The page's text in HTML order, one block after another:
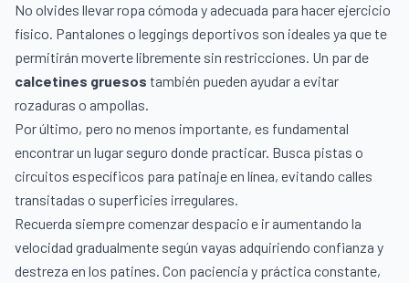
No olvides llevar ropa cómoda y adecuada para hacer ejercicio
físico. Pantalones o leggings deportivos son ideales ya que te
permitirán moverte libremente sin restricciones. Un par de
calcetines gruesos también pueden ayudar a evitar
rozaduras o ampollas.
Por último, pero no menos importante, es fundamental
encontrar un lugar seguro donde practicar. Busca pistas o
circuitos específicos para patinaje en línea, evitando calles
transitadas o superficies irregulares.
Recuerda siempre comenzar despacio e ir aumentando la
velocidad gradualmente según vayas adquiriendo confianza y
destreza en los patines. Con paciencia y práctica constante,